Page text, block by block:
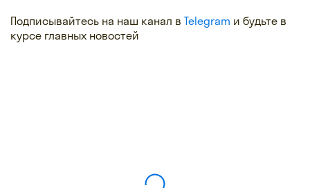
Подписывайтесь на наш канал в Telegram и будьте в
курсе главных новостей